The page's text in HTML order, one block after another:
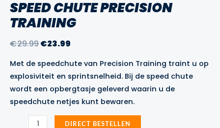
SPEED CHUTE PRECISION
TRAINING
€29.99Oorspronkelijke
was:
€29.99.
€23.99
is:
€23.99.
Met de speedchute van Precision Training traint u op
explosiviteit en sprintsnelheid. Bij de speed chute
wordt een opbergtasje geleverd waarin u de
speedchute netjes kunt bewaren.
Speed
DIRECT BESTELLEN